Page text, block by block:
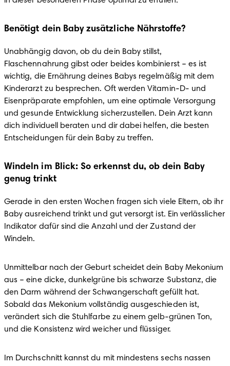
Benötigt dein Baby zusätzliche Nährstoffe?
Unabhängig davon, ob du dein Baby stillst,
Flaschennahrung gibst oder beides kombinierst – es ist
wichtig, die Ernährung deines Babys regelmäßig mit dem
Kinderarzt zu besprechen. Oft werden Vitamin-D- und
Eisenpräparate empfohlen, um eine optimale Versorgung
und gesunde Entwicklung sicherzustellen. Dein Arzt kann
dich individuell beraten und dir dabei helfen, die besten
Entscheidungen für dein Baby zu treffen.
Windeln im Blick: So erkennst du, ob dein Baby
genug trinkt
Gerade in den ersten Wochen fragen sich viele Eltern, ob ihr
Baby ausreichend trinkt und gut versorgt ist. Ein verlässlicher
Indikator dafür sind die Anzahl und der Zustand der
Windeln.
Unmittelbar nach der Geburt scheidet dein Baby Mekonium
aus – eine dicke, dunkelgrüne bis schwarze Substanz, die
den Darm während der Schwangerschaft gefüllt hat.
Sobald das Mekonium vollständig ausgeschieden ist,
verändert sich die Stuhlfarbe zu einem gelb-grünen Ton,
und die Konsistenz wird weicher und flüssiger.
Im Durchschnitt kannst du mit mindestens sechs nassen